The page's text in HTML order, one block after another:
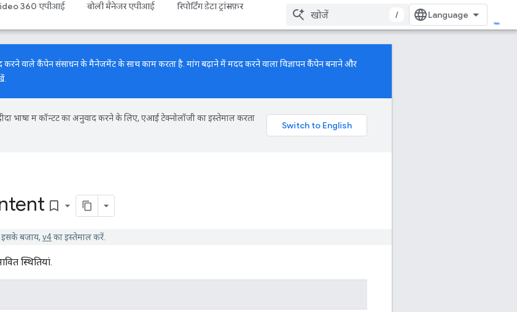
360 एपीआई बोली मैनेजर एपीआई रिपोर्टिंग डेटा ट्रांसफ़र
/
वाले कैंपेन संसाधन के मैनेजमेंट के साथ काम करता है. मांग बढ़ाने में मदद करने वाला विज्ञापन कैंपेन बनाने और
भाषा में कॉन्टेंट का अनुवाद करने के लिए, एआई टेक्नोलॉजी का इस्तेमाल करता
bookmark_border
इसके बजाय, v4का इस्तेमाल करें.
स्थितियां.